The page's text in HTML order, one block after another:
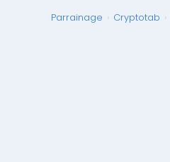
Parrainage › Cryptotab ›